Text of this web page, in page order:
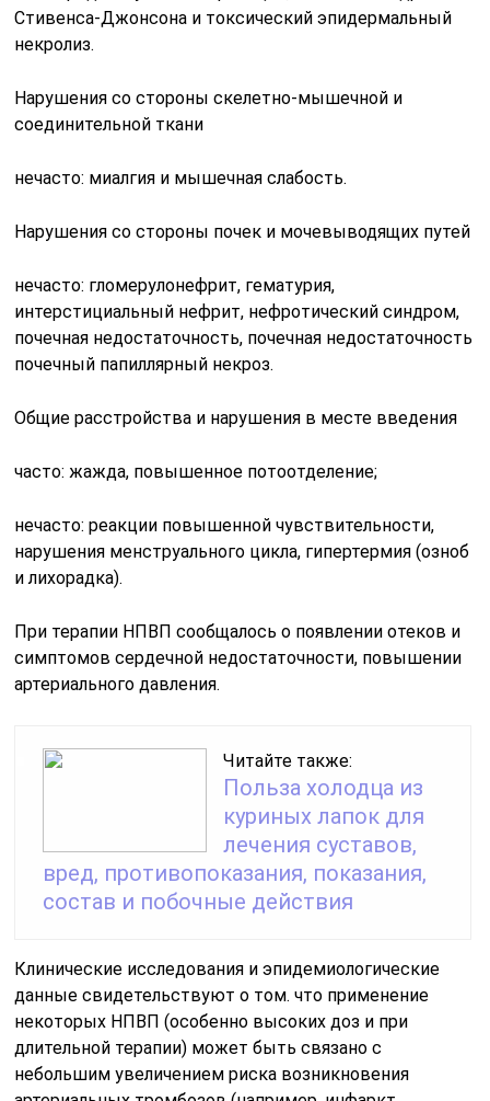
Стивенса-Джонсона и токсический эпидермальный
некролиз.
Нарушения со стороны скелетно-мышечной и
соединительной ткани
нечасто: миалгия и мышечная слабость.
Нарушения со стороны почек и мочевыводящих путей
нечасто: гломерулонефрит, гематурия,
интерстициальный нефрит, нефротический синдром,
почечная недостаточность, почечная недостаточность
почечный папиллярный некроз.
Общие расстройства и нарушения в месте введения
часто: жажда, повышенное потоотделение;
нечасто: реакции повышенной чувствительности,
нарушения менструального цикла, гипертермия (озноб
и лихорадка).
При терапии НПВП сообщалось о появлении отеков и
симптомов сердечной недостаточности, повышении
артериального давления.
Читайте также:
Польза холодца из
куриных лапок для
лечения суставов,
вред, противопоказания, показания,
состав и побочные действия
Клинические исследования и эпидемиологические
данные свидетельствуют о том. что применение
некоторых НПВП (особенно высоких доз и при
длительной терапии) может быть связано с
небольшим увеличением риска возникновения